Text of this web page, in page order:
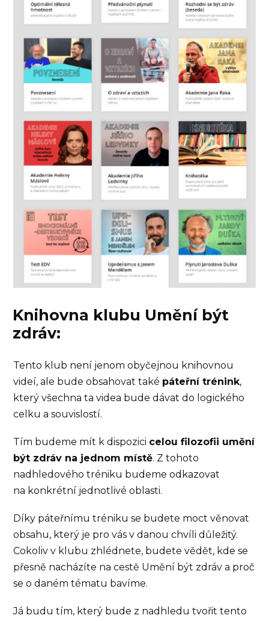
Knihovna klubu Umění být
zdráv:
Tento klub není jenom obyčejnou knihovnou
videí, ale bude obsahovat také páteřní trénink,
který všechna ta videa bude dávat do logického
celku a souvislostí.
Tím budeme mít k dispozici celou filozofii umění
být zdráv na jednom místě. Z tohoto
nadhledového tréniku budeme odkazovat
na konkrétní jednotlivé oblasti.
Díky páteřnímu tréniku se budete moct věnovat
obsahu, který je pro vás v danou chvíli důležitý.
Cokoliv v klubu zhlédnete, budete vědět, kde se
přesně nacházíte na cestě Umění být zdráv a proč
se o daném tématu bavíme.
Já budu tím, který bude z nadhledu tvořit tento